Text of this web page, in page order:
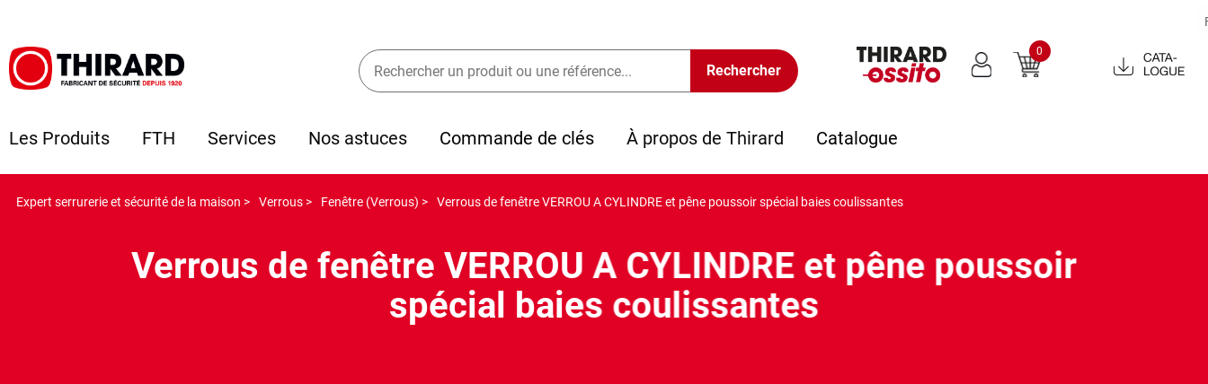
0
Catalogue
2022
Les Produits FTH Services Nos astuces Commande de clés À propos de Thirard Catalogue
Expert serrurerie et sécurité de la maison > Verrous > Fenêtre (Verrous) > Verrous de fenêtre VERROU A CYLINDRE et pêne poussoir spécial baies coulissantes
Verrous de fenêtre VERROU A CYLINDRE et pêne poussoir
spécial baies coulissantes